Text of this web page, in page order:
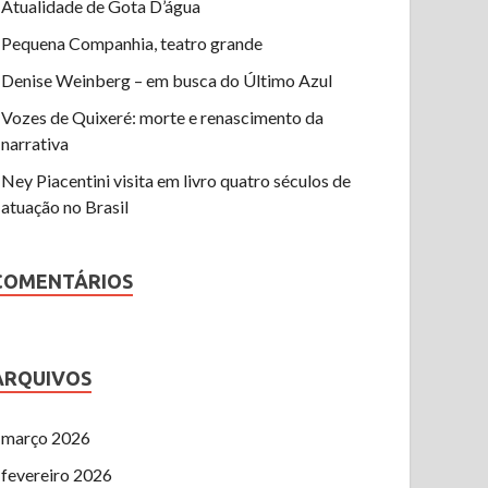
Atualidade de Gota D’água
Pequena Companhia, teatro grande
Denise Weinberg – em busca do Último Azul
Vozes de Quixeré: morte e renascimento da
narrativa
Ney Piacentini visita em livro quatro séculos de
atuação no Brasil
março 2026
fevereiro 2026